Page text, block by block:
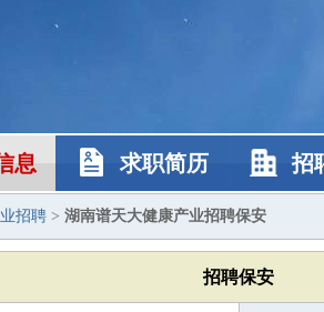
息 求职简历 招
招聘 > 湖南谱天大健康产业招聘保安
招聘保安